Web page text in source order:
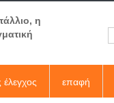
η
έλεγχος επαφή